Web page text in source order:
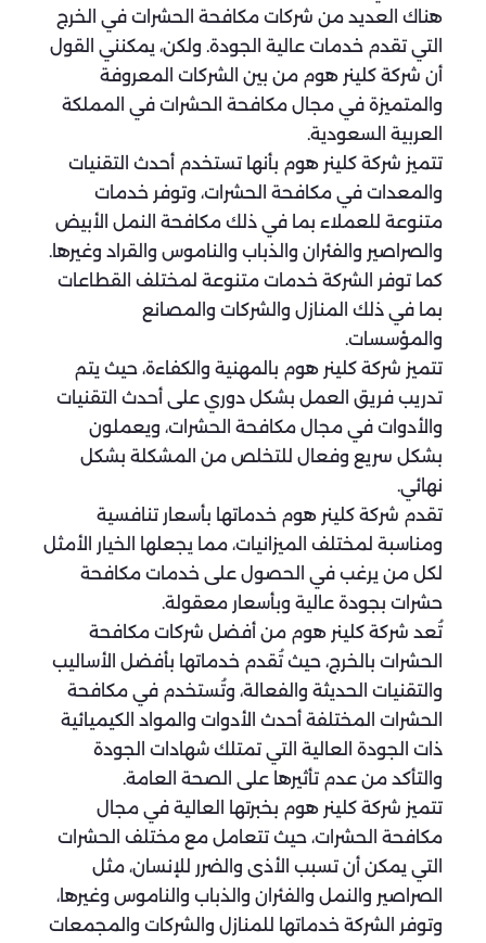
هناك العديد من شركات مكافحة الحشرات في الخرج
التي تقدم خدمات عالية الجودة. ولكن، يمكنني القول
أن شركة كلينر هوم من بين الشركات المعروفة
والمتميزة في مجال مكافحة الحشرات في المملكة
العربية السعودية.
تتميز شركة كلينر هوم بأنها تستخدم أحدث التقنيات
والمعدات في مكافحة الحشرات، وتوفر خدمات
متنوعة للعملاء بما في ذلك مكافحة النمل الأبيض
والصراصير والفئران والذباب والناموس والقراد وغيرها.
كما توفر الشركة خدمات متنوعة لمختلف القطاعات
بما في ذلك المنازل والشركات والمصانع
والمؤسسات.
تتميز شركة كلينر هوم بالمهنية والكفاءة، حيث يتم
تدريب فريق العمل بشكل دوري على أحدث التقنيات
والأدوات في مجال مكافحة الحشرات، ويعملون
بشكل سريع وفعال للتخلص من المشكلة بشكل
نهائي.
تقدم شركة كلينر هوم خدماتها بأسعار تنافسية
ومناسبة لمختلف الميزانيات، مما يجعلها الخيار الأمثل
لكل من يرغب في الحصول على خدمات مكافحة
حشرات بجودة عالية وبأسعار معقولة.
تُعد شركة كلينر هوم من أفضل شركات مكافحة
الحشرات بالخرج، حيث تُقدم خدماتها بأفضل الأساليب
والتقنيات الحديثة والفعالة، وتُستخدم في مكافحة
الحشرات المختلفة أحدث الأدوات والمواد الكيميائية
ذات الجودة العالية التي تمتلك شهادات الجودة
والتأكد من عدم تأثيرها على الصحة العامة.
تتميز شركة كلينر هوم بخبرتها العالية في مجال
مكافحة الحشرات، حيث تتعامل مع مختلف الحشرات
التي يمكن أن تسبب الأذى والضرر للإنسان، مثل
الصراصير والنمل والفئران والذباب والناموس وغيرها،
وتوفر الشركة خدماتها للمنازل والشركات والمجمعات